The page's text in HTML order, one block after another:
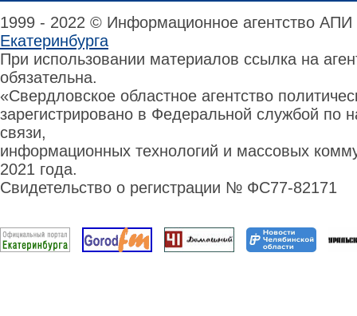
1999 - 2022 © Информационное агентство
Екатеринбурга
При использовании материалов ссылка на
обязательна.
«Свердловское областное агентство
зарегистрировано в Федеральной службой по
связи,
информационных технологий и массовых
2021 года.
Свидетельство о регистрации № ФС77-82171